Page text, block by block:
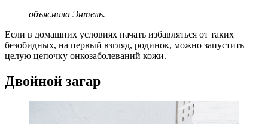
объяснила Энтель.
Если в домашних условиях начать избавляться от таких
безобидных, на первый взгляд, родинок, можно запустить
целую цепочку онкозаболеваний кожи.
Двойной загар